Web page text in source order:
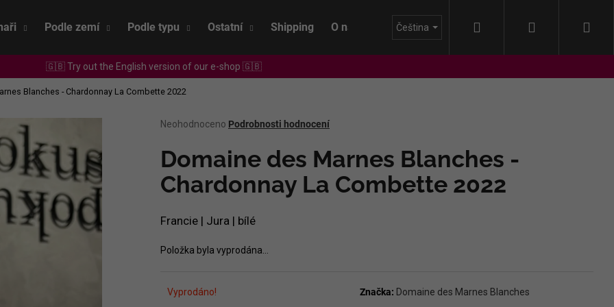
Podle zemí Podle typu Ostatní Shipping O nás BlogČeština Přihlášení
🇬🇧 Try out the English version of our e-shop 🇬🇧
Blanches - Chardonnay La Combette 2022
Průměrné
produktu
je
0,0
z
hvězdiček.
Neohodnoceno Podrobnosti hodnocení
Domaine des Marnes Blanches -
Chardonnay La Combette 2022
Francie | Jura | bílé
Položka byla vyprodána…
Vyprodáno! Značka: Domaine des Marnes Blanches
Co potřebujete najít?
HLEDAT
Doporučujeme
SEPP MUSTER - GRAF SAUVIGNON 2022
CHRISTIAN TSCHIDA - HIMMEL AUF